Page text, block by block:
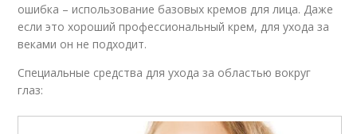
ошибка – использование базовых кремов для лица. Даже
если это хороший профессиональный крем, для ухода за
веками он не подходит.
Специальные средства для ухода за областью вокруг
глаз: